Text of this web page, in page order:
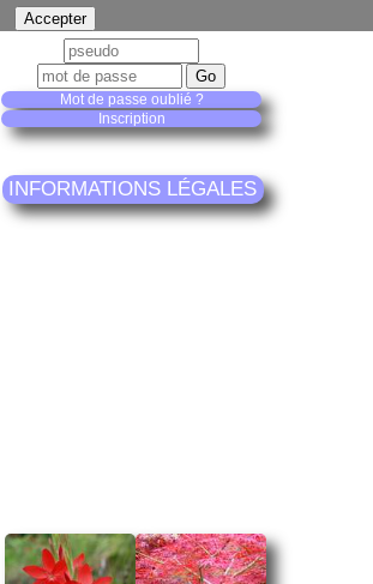
Mot de passe oublié ?
Inscription
INFORMATIONS LÉGALES